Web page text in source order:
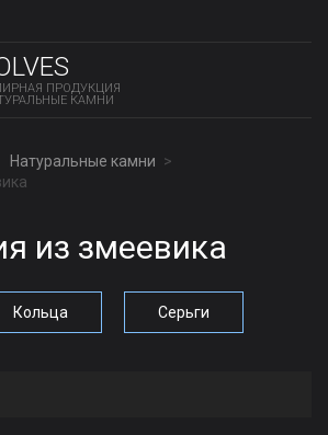
ПРОДУКЦИЯ
КАМНИ
Натуральные камни
из змеевика
Кольца Серьги